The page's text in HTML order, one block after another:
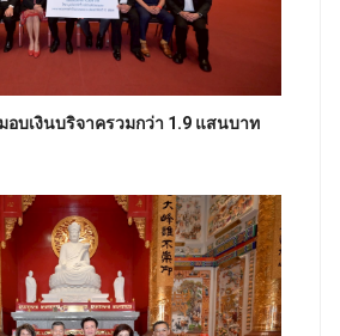
อบเงินบริจาครวมกว่า 1.9 แสนบาท